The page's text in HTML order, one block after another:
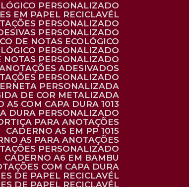
PERSONALIZADO
EM PAPEL RECICLAVÉL
PERSONALIZADO
PERSONALIZADO
DE NOTAS ECOLÓGICO
PERSONALIZADO
NOTAS PERSONALIZADO
ANOTAÇÕES ADESIVADOS
PERSONALIZADO
PERSONALIZADA
DE COR METALIZADA
A5 COM CAPA DURA 1013
DURA PERSONALIZADO
PARA ANOTAÇÕES
CADERNO A5 EM PP 1015
A5 PARA ANOTAÇÕES
PERSONALIZADO
CADERNO A6 EM BAMBU
COM CAPA DURA
DE PAPEL RECICLAVÉL
DE PAPEL RECICLAVÉL